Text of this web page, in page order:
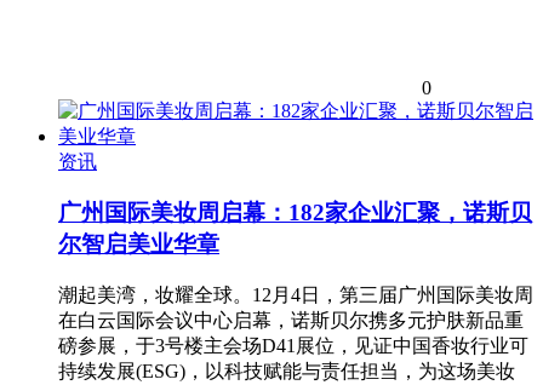
0
资讯
广州国际美妆周启幕：182家企业汇聚，诺斯贝
尔智启美业华章
潮起美湾，妆耀全球。12月4日，第三届广州国际美妆周
在白云国际会议中心启幕，诺斯贝尔携多元护肤新品重
磅参展，于3号楼主会场D41展位，见证中国香妆行业可
持续发展(ESG)，以科技赋能与责任担当，为这场美妆